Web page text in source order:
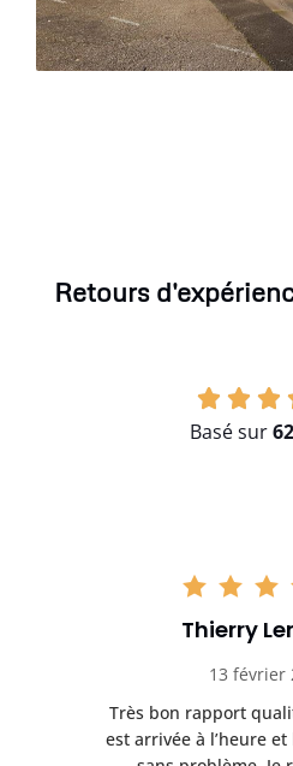
Retours
Basé sur
Thierry
13 février
Très bon rapport
est arrivée à l’heure